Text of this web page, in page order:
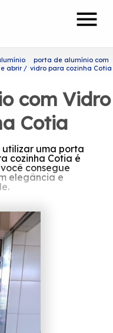
menu
abrir
porta de alumínio com
vidro para cozinha Cotia
com Vidro
Cotia
uma porta
cozinha Cotia é
consegue
elegância e
porta de
para
sempre
como o
resultados e
cliente. A sua
somente
que buscam
em cada pedido
dos processos.